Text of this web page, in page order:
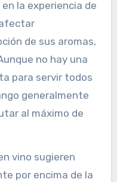
la experiencia de
de sus aromas,
no hay una
para servir todos
generalmente
al máximo de
vino sugieren
por encima de la